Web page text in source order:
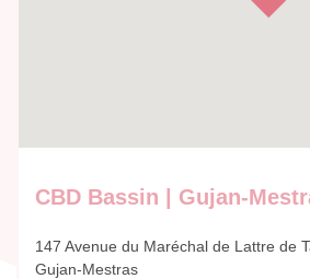
CBD Bassin | Gujan-
147 Avenue du Maréchal de Lattre de
Gujan-Mestras